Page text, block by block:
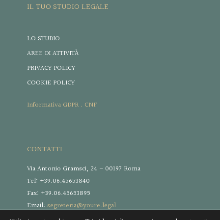
IL TUO STUDIO LEGALE
LO STUDIO
AREE DI ATTIVITÀ
PRIVACY POLICY
COOKIE POLICY
Informativa GDPR . CNF
CONTATTI
Via Antonio Gramsci, 24 – 00197 Roma
Tel: +39.06.45653840
Fax: +39.06.45653895
Email: segreteria@youre.legal